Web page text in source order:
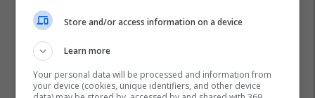
Store and/or access information on a device
Learn more
Your personal data will be processed and information from
your device (cookies, unique identifiers, and other device